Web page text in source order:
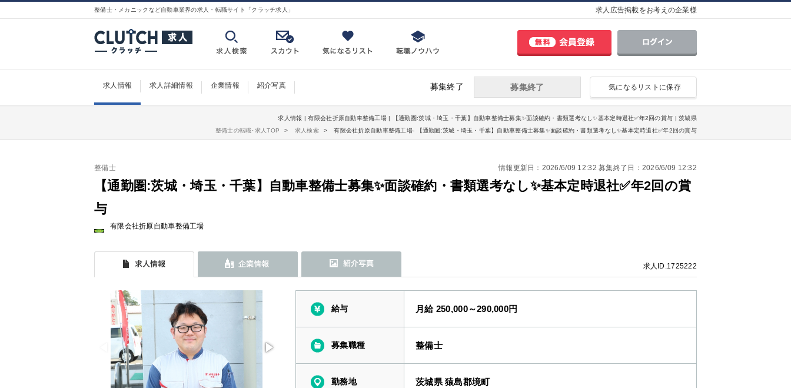
整備士・メカニックなど自動車業界の求人・転職サイト「クラッチ求人」 求人広告掲載をお考えの企業様
求人情報 求人詳細情報 企業情報 紹介写真 気になるリストに保存
募集終了
募集終了
求人情報 | 有限会社折原自動車整備工場 | 【通勤圏:茨城・埼玉・千葉】自動車整備士募集✨面談確約・書類選考なし✨基本定時退社✅年2回の賞与 | 茨城県
整備士の転職･求人TOP
求人検索 有限会社折原自動車整備工場- 【通勤圏:茨城・埼玉・千葉】自動車整備士募集✨面談確約・書類選考なし✨基本定時退社✅年2回の賞与
情報更新日：2026/6/09 12:32 募集終了日：2026/6/09 12:32
整備士
【通勤圏:茨城・埼玉・千葉】自動車整備士募集✨面談確約・書類選考なし✨基本定時退社✅年2回の賞
与
有限会社折原自動車整備工場
求人ID.1725222
給与 月給 250,000～290,000円
募集職種 整備士
勤務地 茨城県 猿島郡境町